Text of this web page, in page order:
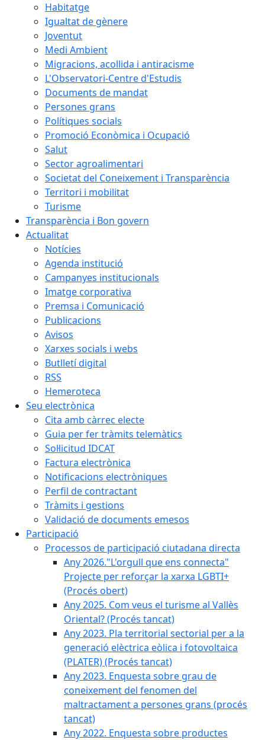
Habitatge
Igualtat de gènere
Joventut
Medi Ambient
Migracions, acollida i antiracisme
L'Observatori-Centre d'Estudis
Documents de mandat
Persones grans
Polítiques socials
Promoció Econòmica i Ocupació
Salut
Sector agroalimentari
Societat del Coneixement i Transparència
Territori i mobilitat
Turisme
Transparència i Bon govern
Actualitat
Notícies
Agenda institució
Campanyes institucionals
Imatge corporativa
Premsa i Comunicació
Publicacions
Avisos
Xarxes socials i webs
Butlletí digital
RSS
Hemeroteca
Seu electrònica
Cita amb càrrec electe
Guia per fer tràmits telemàtics
Sol·licitud IDCAT
Factura electrònica
Notificacions electròniques
Perfil de contractant
Tràmits i gestions
Validació de documents emesos
Participació
Processos de participació ciutadana directa
Any 2026."L'orgull que ens connecta"
Projecte per reforçar la xarxa LGBTI+
(Procés obert)
Any 2025. Com veus el turisme al Vallès
Oriental? (Procés tancat)
Any 2023. Pla territorial sectorial per a la
generació elèctrica eòlica i fotovoltaica
(PLATER) (Procés tancat)
Any 2023. Enquesta sobre grau de
coneixement del fenomen del
maltractament a persones grans (procés
tancat)
Any 2022. Enquesta sobre productes